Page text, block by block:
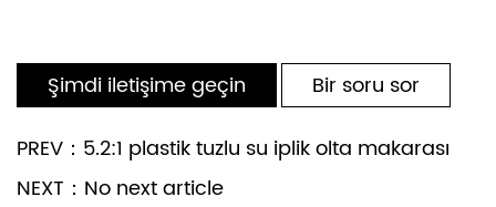
Şimdi iletişime geçin
Bir soru sor
PREV：5.2:1 plastik tuzlu su iplik olta makarası
NEXT：No next article